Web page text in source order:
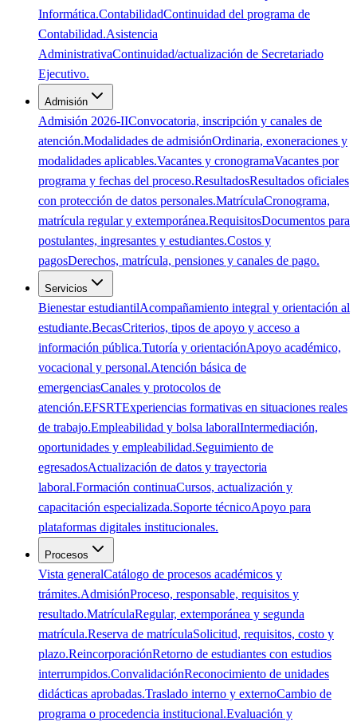
Informática.ContabilidadContinuidad del programa de
Contabilidad.Asistencia
AdministrativaContinuidad/actualización de Secretariado
Ejecutivo.
Admisión
Admisión 2026-IIConvocatoria, inscripción y canales de
atención.Modalidades de admisiónOrdinaria, exoneraciones y
modalidades aplicables.Vacantes y cronogramaVacantes por
programa y fechas del proceso.ResultadosResultados oficiales
con protección de datos personales.MatrículaCronograma,
matrícula regular y extemporánea.RequisitosDocumentos para
postulantes, ingresantes y estudiantes.Costos y
pagosDerechos, matrícula, pensiones y canales de pago.
Servicios
Bienestar estudiantilAcompañamiento integral y orientación al
estudiante.BecasCriterios, tipos de apoyo y acceso a
información pública.Tutoría y orientaciónApoyo académico,
vocacional y personal.Atención básica de
emergenciasCanales y protocolos de
atención.EFSRTExperiencias formativas en situaciones reales
de trabajo.Empleabilidad y bolsa laboralIntermediación,
oportunidades y empleabilidad.Seguimiento de
egresadosActualización de datos y trayectoria
laboral.Formación continuaCursos, actualización y
capacitación especializada.Soporte técnicoApoyo para
plataformas digitales institucionales.
Procesos
Vista generalCatálogo de procesos académicos y
trámites.AdmisiónProceso, responsable, requisitos y
resultado.MatrículaRegular, extemporánea y segunda
matrícula.Reserva de matrículaSolicitud, requisitos, costo y
plazo.ReincorporaciónRetorno de estudiantes con estudios
interrumpidos.ConvalidaciónReconocimiento de unidades
didácticas aprobadas.Traslado interno y externoCambio de
programa o procedencia institucional.Evaluación y